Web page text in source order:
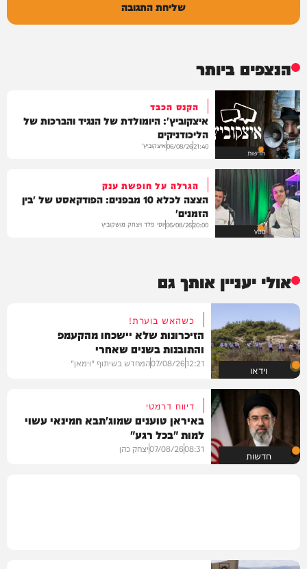
שליחת התגובה
הנצפים ביותר
חדשות
הקנס הכבד
איצקוביץ': היומולדת של הנגיד והברכות של
הליכודניקים
21:40
06/08/26איצקוביץ'
VOD
הגרלה על חופשת ענק
הצצה לכלא 10 מבפנים: הפודקאסט של 'בין
הזמנים'
20:00
06/08/26יוסי פלד ויצחק מושקוביץ
אולי יעניין אותך גם
וידאו
כשהאש בוערת!
הזיכרונות שלא יישכחו מהקעמפ
והתובנות בשנים שאחרי
12:21
07/08/26המחדש בשיתוף "וימאן"
חדשות
דיווח דרמטי
באיראן טוענים שמוג'תבא חמינאי עשוי
למות "בכל רגע"
08:31
07/08/26יצחק כהן